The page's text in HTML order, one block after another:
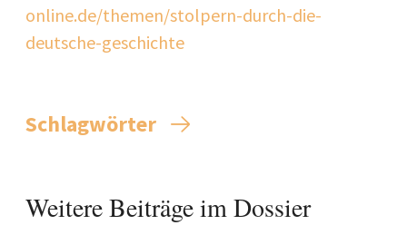
online.de/themen/stolpern-durch-die-
deutsche-geschichte
Schlagwörter
Weitere Beiträge im Dossier